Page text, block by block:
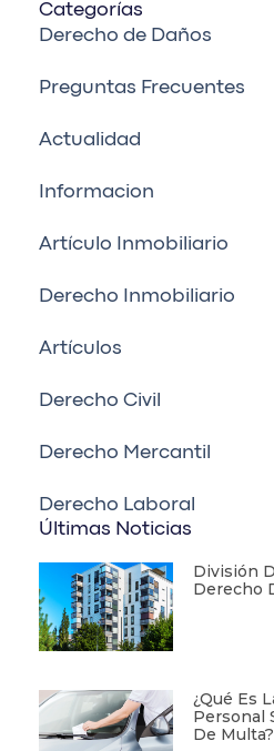
Categorías
Derecho de Daños
Preguntas Frecuentes
Actualidad
Informacion
Artículo Inmobiliario
Derecho Inmobiliario
Artículos
Derecho Civil
Derecho Mercantil
Derecho Laboral
Últimas Noticias
División
Derecho
¿Qué Es
Personal
De Multa?